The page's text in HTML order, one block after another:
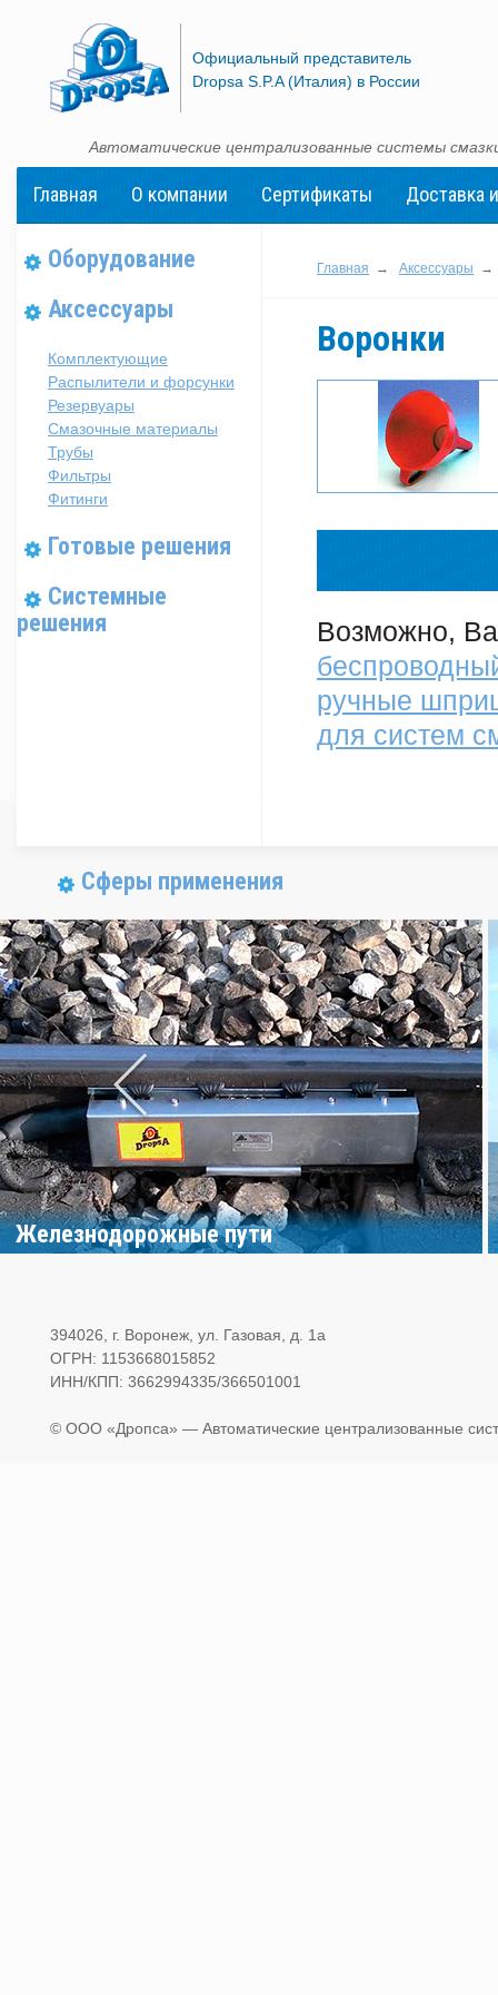
Официальный представитель
Dropsa S.P.A (Италия) в России
Автоматические централизованные системы
Главная О компании Сертификаты Доставка
Главная → Аксессуары →
Воронки
Возможно,
ручные
для систем
Оборудование
Аксессуары
Комплектующие
Распылители и форсунки
Резервуары
Смазочные материалы
Трубы
Фильтры
Фитинги
Готовые решения
Системные
решения
Сферы применения
Железнодорожные пути
394026, г. Воронеж, ул. Газовая, д. 1а
ОГРН: 1153668015852
ИНН/КПП: 3662994335/366501001
© OOO «Дропса» — Автоматические централизованные